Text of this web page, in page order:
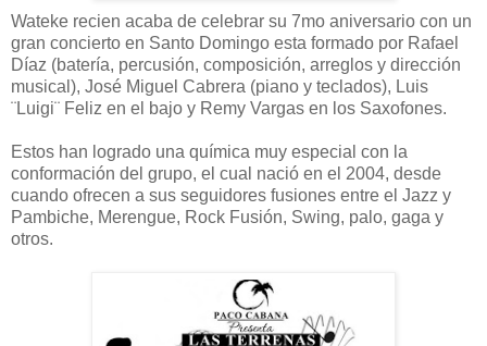
Wateke recien acaba de celebrar su 7mo aniversario con un
gran concierto en Santo Domingo esta formado por Rafael
Díaz (batería, percusión, composición, arreglos y dirección
musical), José Miguel Cabrera (piano y teclados), Luis
¨Luigi¨ Feliz en el bajo y Remy Vargas en los Saxofones.
Estos han logrado una química muy especial con la
conformación del grupo, el cual nació en el 2004, desde
cuando ofrecen a sus seguidores fusiones entre el Jazz y
Pambiche, Merengue, Rock Fusión, Swing, palo, gaga y
otros.